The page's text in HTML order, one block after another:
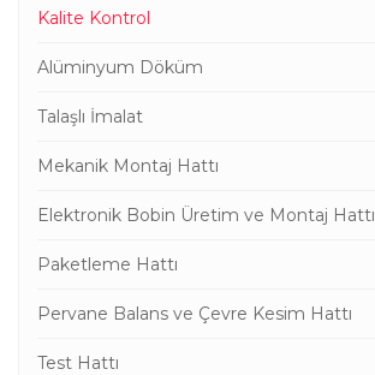
Kalite Kontrol
Alüminyum Döküm
Talaşlı İmalat
Mekanik Montaj Hattı
Elektronik Bobin Üretim ve Montaj Hattı
Paketleme Hattı
Pervane Balans ve Çevre Kesim Hattı
Test Hattı